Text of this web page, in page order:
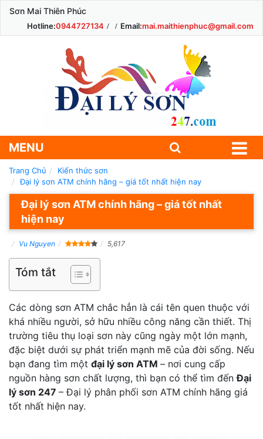
Sơn Mai Thiên Phúc
Hotline:0944727134 Email:mai.maithienphuc@gmail.com
MENU
Trang Chủ
Kiến thức sơn
Đại lý sơn ATM chính hãng – giá tốt nhất hiện nay
Đại lý sơn ATM chính hãng – giá tốt nhất
hiện nay
Vu Nguyen 5,617
Tóm tắt
Các dòng sơn ATM chắc hẳn là cái tên quen thuộc với
khá nhiều người, sở hữu nhiều công năng cần thiết. Thị
trường tiêu thụ loại sơn này cũng ngày một lớn mạnh,
đặc biệt dưới sự phát triển mạnh mẽ của đời sống. Nếu
bạn đang tìm một đại lý sơn ATM – nơi cung cấp
nguồn hàng sơn chất lượng, thì bạn có thể tìm đếnĐại
lý sơn 247 – Đại lý phân phối sơn ATM chính hãng giá
tốt nhất hiện nay.